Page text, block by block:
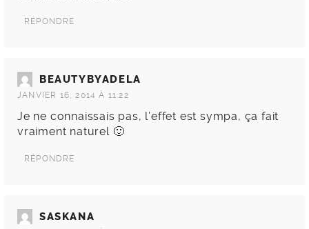
RÉPONDRE
BEAUTYBYADELA
JANVIER 16, 2014 À 11:22
Je ne connaissais pas, l’effet est sympa, ça fait
vraiment naturel 🙂
RÉPONDRE
SASKANA